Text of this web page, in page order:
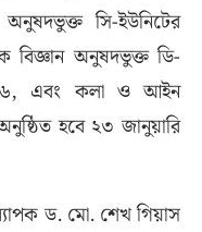
সি-ইউনিটের
বিজ্ঞান অনুষদভুক্ত ডি-
এবং কলা ও আইন
হবে ২৩ জানুয়ারি
ড. মো. শেখ গিয়াস